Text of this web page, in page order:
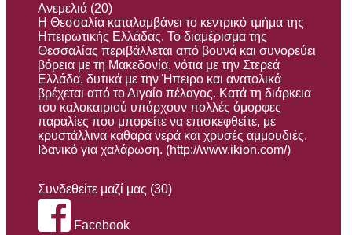
Ανεμελιά (20)
Η Θεσσαλία καταλαμβάνει το κεντρικό τμήμα της
Ηπειρωτικής Ελλάδας. Το διαμέρισμα της
Θεσσαλίας περιβάλλεται από βουνά και συνορεύει
βόρεια με τη Μακεδονία, νότια με την Στερεά
Ελλάδα, δυτικά με την Ήπειρο και ανατολικά
βρέχεται από το Αιγαίο πέλαγος. Κατά τη διάρκεια
του καλοκαιριού υπάρχουν πολλές όμορφες
παραλίες που μπορείτε να επισκεφθείτε, με
κρυστάλλινα καθαρά νερά και χρυσές αμμουδιές.
Ιδανικό για χαλάρωση. (http://www.ikion.com/)
Συνδεθείτε μαζί μας (30)
Facebook